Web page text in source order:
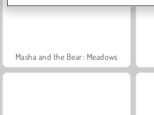
Masha and the Bear: Meadows